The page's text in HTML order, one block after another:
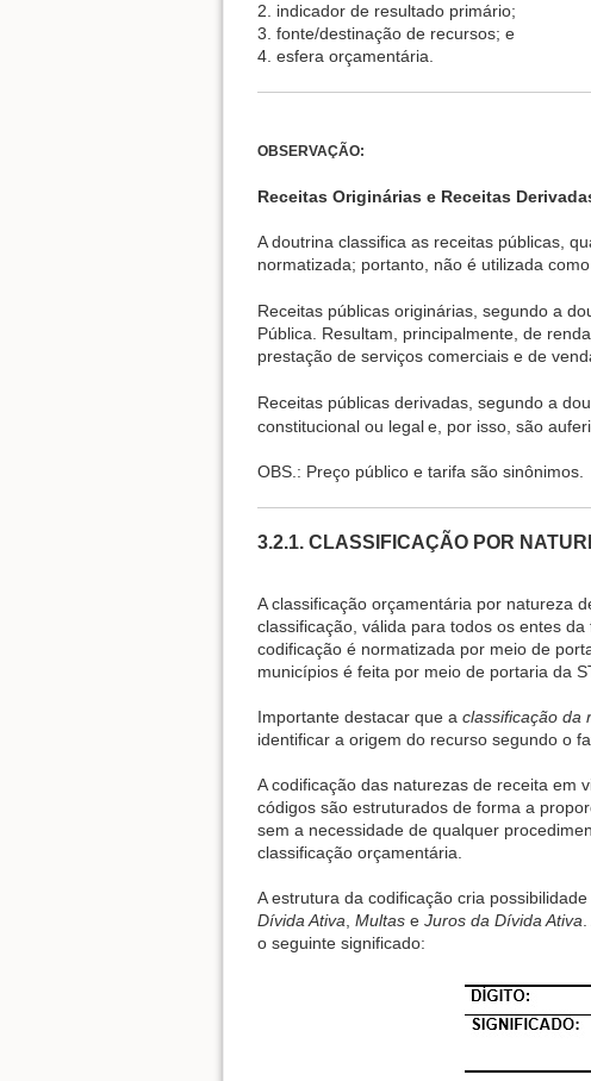
2. indicador de resultado primário;
3. fonte/destinação de recursos; e
4. esfera orçamentária.
OBSERVAÇÃO:
Receitas Originárias e Receitas
A doutrina classifica as receitas públicas,
normatizada; portanto, não é utilizada
Receitas públicas originárias, segundo a
Pública. Resultam, principalmente, de
prestação de serviços comerciais e de
Receitas públicas derivadas, segundo a
constitucional ou legale, por isso, são
OBS.: Preço público e tarifa são sinônimos.
3.2.1. CLASSIFICAÇÃO POR
A classificação orçamentária por natureza
classificação, válida para todos os entes
codificação é normatizada por meio de
municípios é feita por meio de portaria da
Importante destacar que a classificação da
identificar a origem do recurso segundo o
A codificação das naturezas de receita em
códigos são estruturados de forma a
sem a necessidade de qualquer
classificação orçamentária.
A estrutura da codificação cria
Dívida Ativa Multas e Juros da Dívida Ativa
o seguinte significado: